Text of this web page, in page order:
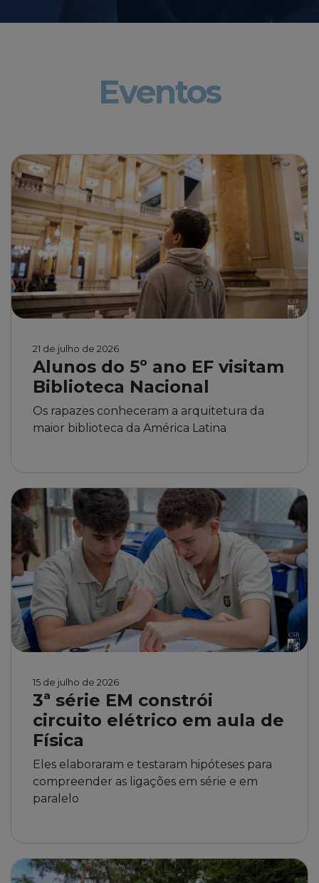
Eventos
21 de julho de 2026
Alunos do 5º ano EF visitam
Biblioteca Nacional
Os rapazes conheceram a arquitetura da
maior biblioteca da América Latina
15 de julho de 2026
3ª série EM constrói
circuito elétrico em aula de
Física
Eles elaboraram e testaram hipóteses para
compreender as ligações em série e em
paralelo